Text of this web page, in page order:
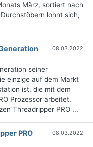
März, sortiert nach
lohnt sich,
08.03.2022
seiner
einzige auf dem Markt
ist, die mit dem
Prozessor arbeitet.
Threadripper PRO ...
PRO
08.03.2022